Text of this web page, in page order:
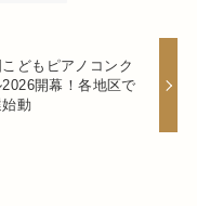
どもピアノコンク
2026開幕！各地区で
動